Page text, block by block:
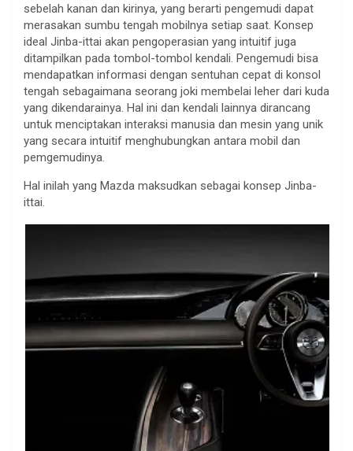
sebelah kanan dan kirinya, yang berarti pengemudi dapat
merasakan sumbu tengah mobilnya setiap saat. Konsep
ideal Jinba-ittai akan pengoperasian yang intuitif juga
ditampilkan pada tombol-tombol kendali. Pengemudi bisa
mendapatkan informasi dengan sentuhan cepat di konsol
tengah sebagaimana seorang joki membelai leher dari kuda
yang dikendarainya. Hal ini dan kendali lainnya dirancang
untuk menciptakan interaksi manusia dan mesin yang unik
yang secara intuitif menghubungkan antara mobil dan
pemgemudinya.
Hal inilah yang Mazda maksudkan sebagai konsep Jinba-
ittai.